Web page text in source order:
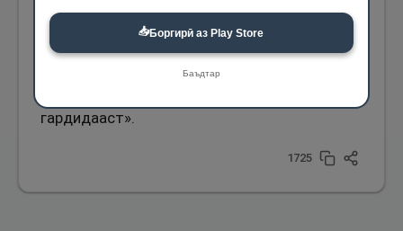
бифурӯшанд». Онҳо Худоро ба ёдаш
оварданд ва ӯ эътироф кард. Ибни Аббос (р)
гардидааст».
1725
📥Боргирӣ аз Play Store
Баъдтар